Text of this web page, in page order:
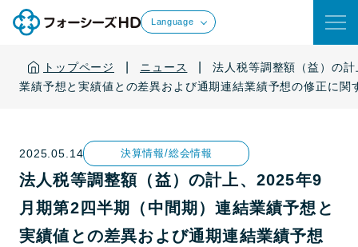
Language
トップページ ニュース
法人税等調整額（益）の
業績予想と実績値との差異および通期連結業績予想の修正に関
2025.05.14 決算情報/総会情報
法人税等調整額（益）の計上、2025年9
月期第2四半期（中間期）連結業績予想と
実績値との差異および通期連結業績予想